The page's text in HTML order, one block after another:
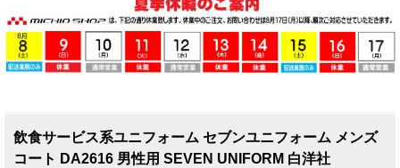
飲食サービス系ユニフォーム セブンユニフォーム メンズ
コート DA2616 男性用 SEVEN UNIFORM 白洋社